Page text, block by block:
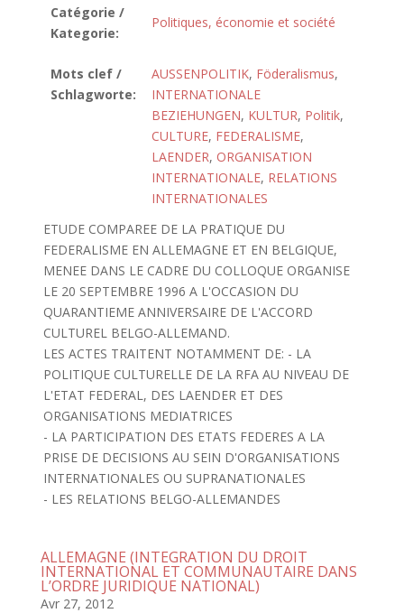
Catégorie /
Kategorie:
Politiques, économie et société
Mots clef /
Schlagworte:
AUSSENPOLITIK, Föderalismus,
INTERNATIONALE
BEZIEHUNGEN, KULTUR, Politik,
CULTURE, FEDERALISME,
LAENDER, ORGANISATION
INTERNATIONALE, RELATIONS
INTERNATIONALES
ETUDE COMPAREE DE LA PRATIQUE DU
FEDERALISME EN ALLEMAGNE ET EN BELGIQUE,
MENEE DANS LE CADRE DU COLLOQUE ORGANISE
LE 20 SEPTEMBRE 1996 A L'OCCASION DU
QUARANTIEME ANNIVERSAIRE DE L'ACCORD
CULTUREL BELGO-ALLEMAND.
LES ACTES TRAITENT NOTAMMENT DE: - LA
POLITIQUE CULTURELLE DE LA RFA AU NIVEAU DE
L'ETAT FEDERAL, DES LAENDER ET DES
ORGANISATIONS MEDIATRICES
- LA PARTICIPATION DES ETATS FEDERES A LA
PRISE DE DECISIONS AU SEIN D'ORGANISATIONS
INTERNATIONALES OU SUPRANATIONALES
- LES RELATIONS BELGO-ALLEMANDES
ALLEMAGNE (INTEGRATION DU DROIT
INTERNATIONAL ET COMMUNAUTAIRE DANS
L’ORDRE JURIDIQUE NATIONAL)
Avr 27, 2012